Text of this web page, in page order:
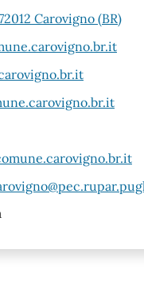
Carovigno (BR)